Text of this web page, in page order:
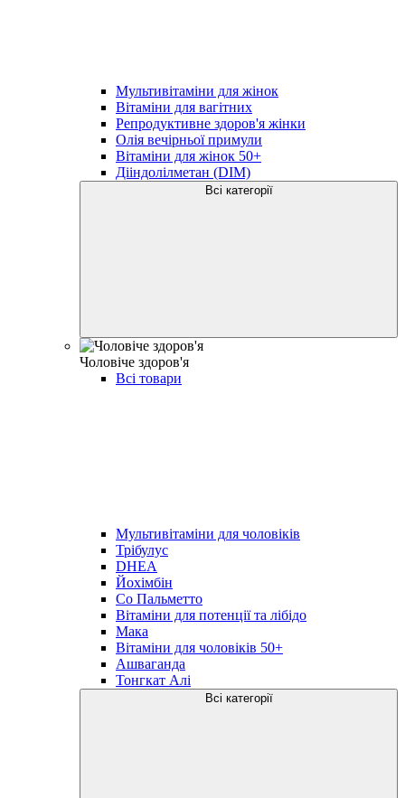
Мультивітаміни для жінок
Вітаміни для вагітних
Репродуктивне здоров'я жінки
Олія вечірньої примули
Вітаміни для жінок 50+
Дііндолілметан (DIM)
Всі категорії
Чоловіче здоров'я
Всі товари
Мультивітаміни для чоловіків
Трібулус
DHEA
Йохімбін
Со Пальметто
Вітаміни для потенції та лібідо
Мака
Вітаміни для чоловіків 50+
Ашваганда
Тонгкат Алі
Всі категорії